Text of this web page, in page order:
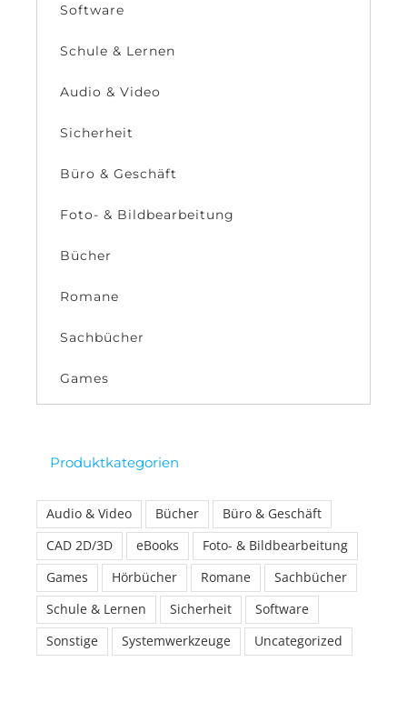
Software
Schule & Lernen
Audio & Video
Sicherheit
Büro & Geschäft
Foto- & Bildbearbeitung
Bücher
Romane
Sachbücher
Games
Produktkategorien
Audio & Video Bücher
Büro & Geschäft
CAD 2D/3D
eBooks
Foto- & Bildbearbeitung
Games
Hörbücher Romane
Sachbücher
Schule & Lernen
Sicherheit
Software
Sonstige
Systemwerkzeuge Uncategorized